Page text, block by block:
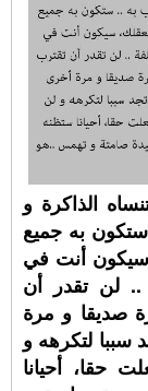
الذاكرة و
به جميع
سيكون أنت في
لن تقدر أن
صديقا و مرة
سببا لتكرهه و
حقا، أحيانا